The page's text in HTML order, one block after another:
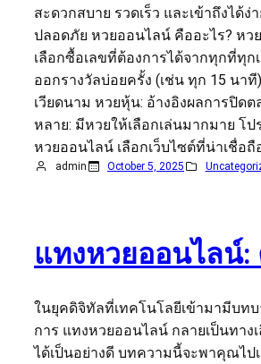
สะดวกสบาย รวดเร็ว และเข้าถึงไ
ปลอดภัย หวยออนไลน์ คืออะไร? หว
เลือกซื้อเลขที่ต้องการได้จากทุกที่ทุ
ออกรางวัลบ่อยครั้ง (เช่น ทุก 15 นา
เวียดนาม หวยหุ้น: อ้างอิงผลการปิด
หลาย: มีหวยให้เลือกเล่นมากมาย โ
หวยออนไลน์ เลือกเว็บไซต์ที่น่าเชื่อ
admin October 5, 2025
แทงหวยออนไลน์
ในยุคดิจิทัลที่เทคโนโลยีเข้ามามีบท
การ แทงหวยออนไลน์ กลายเป็นทา
ได้เป็นอย่างดี บทความนี้จะพาคุณไป